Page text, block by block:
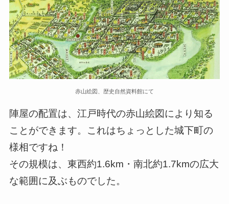
赤山絵図、歴史自然資料館にて
陣屋の配置は、江戸時代の赤山絵図により知る
ことができます。これはちょっとした城下町の
様相ですね！
その規模は、東西約1.6km・南北約1.7kmの広大
な範囲に及ぶものでした。